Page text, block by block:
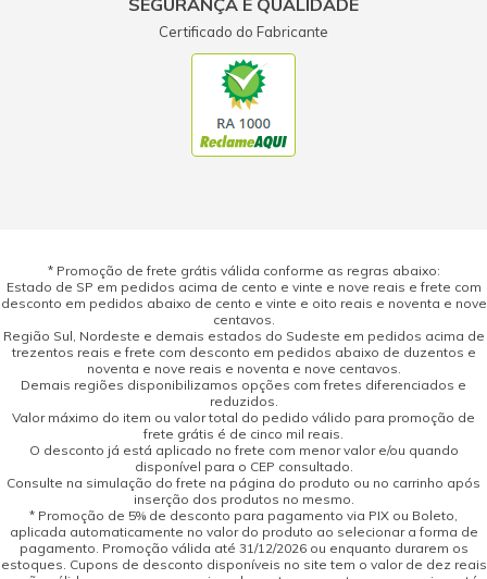
SEGURANÇA E QUALIDADE
Certificado do Fabricante
* Promoção de frete grátis válida conforme as regras abaixo:
Estado de SP em pedidos acima de cento e vinte e nove reais e frete com
desconto em pedidos abaixo de cento e vinte e oito reais e noventa e nove
centavos.
Região Sul, Nordeste e demais estados do Sudeste em pedidos acima de
trezentos reais e frete com desconto em pedidos abaixo de duzentos e
noventa e nove reais e noventa e nove centavos.
Demais regiões disponibilizamos opções com fretes diferenciados e
reduzidos.
Valor máximo do item ou valor total do pedido válido para promoção de
frete grátis é de cinco mil reais.
O desconto já está aplicado no frete com menor valor e/ou quando
disponível para o CEP consultado.
Consulte na simulação do frete na página do produto ou no carrinho após
inserção dos produtos no mesmo.
* Promoção de 5% de desconto para pagamento via PIX ou Boleto,
aplicada automaticamente no valor do produto ao selecionar a forma de
pagamento. Promoção válida até 31/12/2026 ou enquanto durarem os
estoques. Cupons de desconto disponíveis no site tem o valor de dez reais